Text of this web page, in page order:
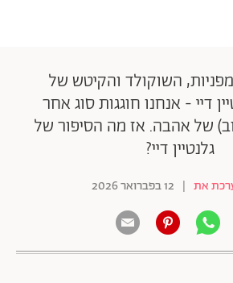
השוקולד והקיטש של
דיי - אנחנו חוגגות סוג אחר
של אהבה. אז מה הסיפור של
גלנטיין דיי?
את | 12 בפברואר 2026